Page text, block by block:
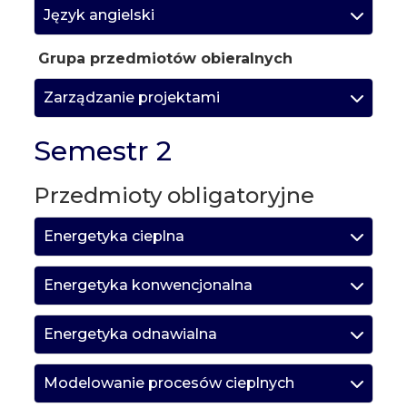
Język angielski
Grupa przedmiotów obieralnych
Zarządzanie projektami
Semestr 2
Przedmioty obligatoryjne
Energetyka cieplna
Energetyka konwencjonalna
Energetyka odnawialna
Modelowanie procesów cieplnych